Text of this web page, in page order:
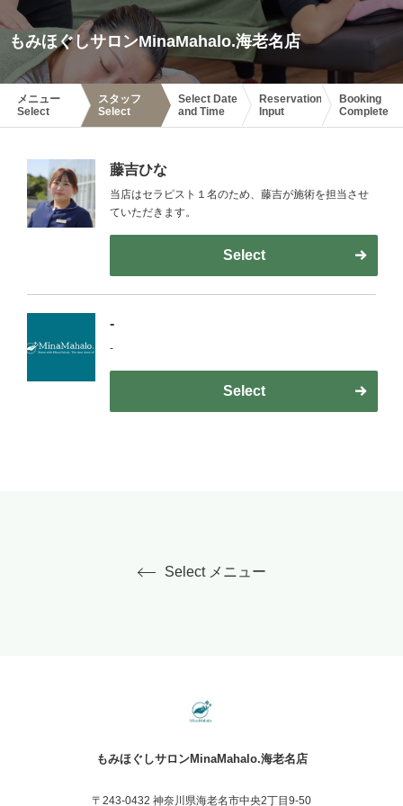
もみほぐしサロンMinaMahalo.海老名店
メニュー
Select
スタッフ
Select
Select Date
and Time
Reservation
Input
Booking
Complete
藤吉ひな
当店はセラピスト１名のため、藤吉が施術を担当させ
ていただきます。
Select
-
-
Select
Select メニュー
もみほぐしサロンMinaMahalo.海老名店
〒243-0432 神奈川県海老名市中央2丁目9-50